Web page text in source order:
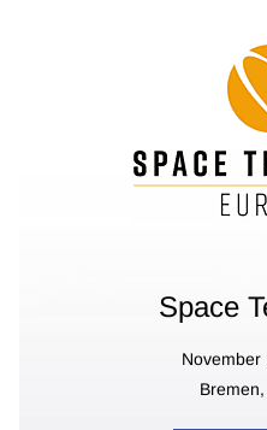
Space
November